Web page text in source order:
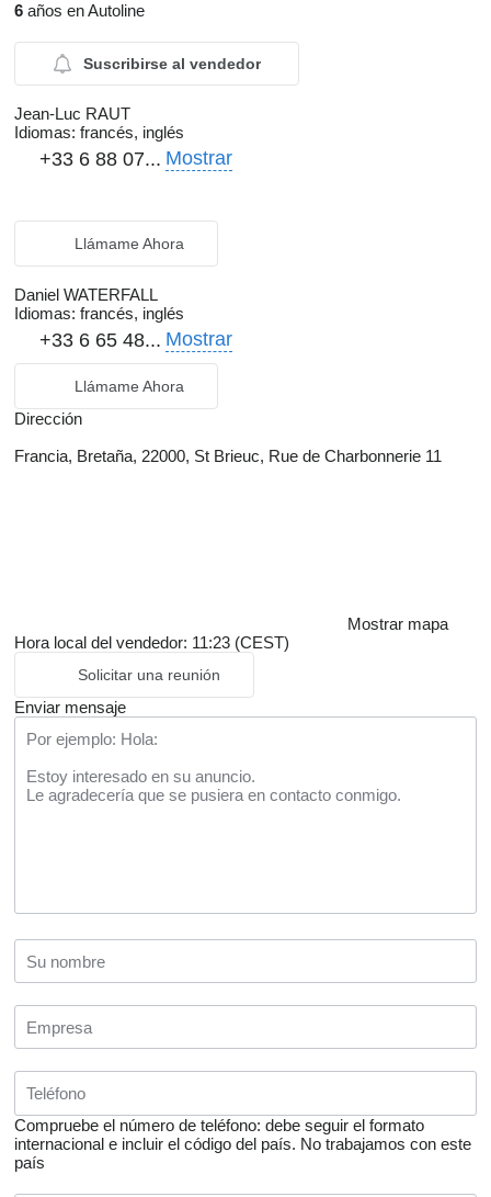
6 años en Autoline
Suscribirse al vendedor
Jean-Luc RAUT
Idiomas: francés, inglés
+33 6 88 07... Mostrar
Llámame Ahora
Daniel WATERFALL
Idiomas: francés, inglés
+33 6 65 48... Mostrar
Llámame Ahora
Dirección
Francia, Bretaña, 22000, St Brieuc, Rue de Charbonnerie 11
Mostrar mapa
Hora local del vendedor: 11:23 (CEST)
Solicitar una reunión
Enviar mensaje
Compruebe el número de teléfono: debe seguir el formato
internacional e incluir el código del país. No trabajamos con este
país